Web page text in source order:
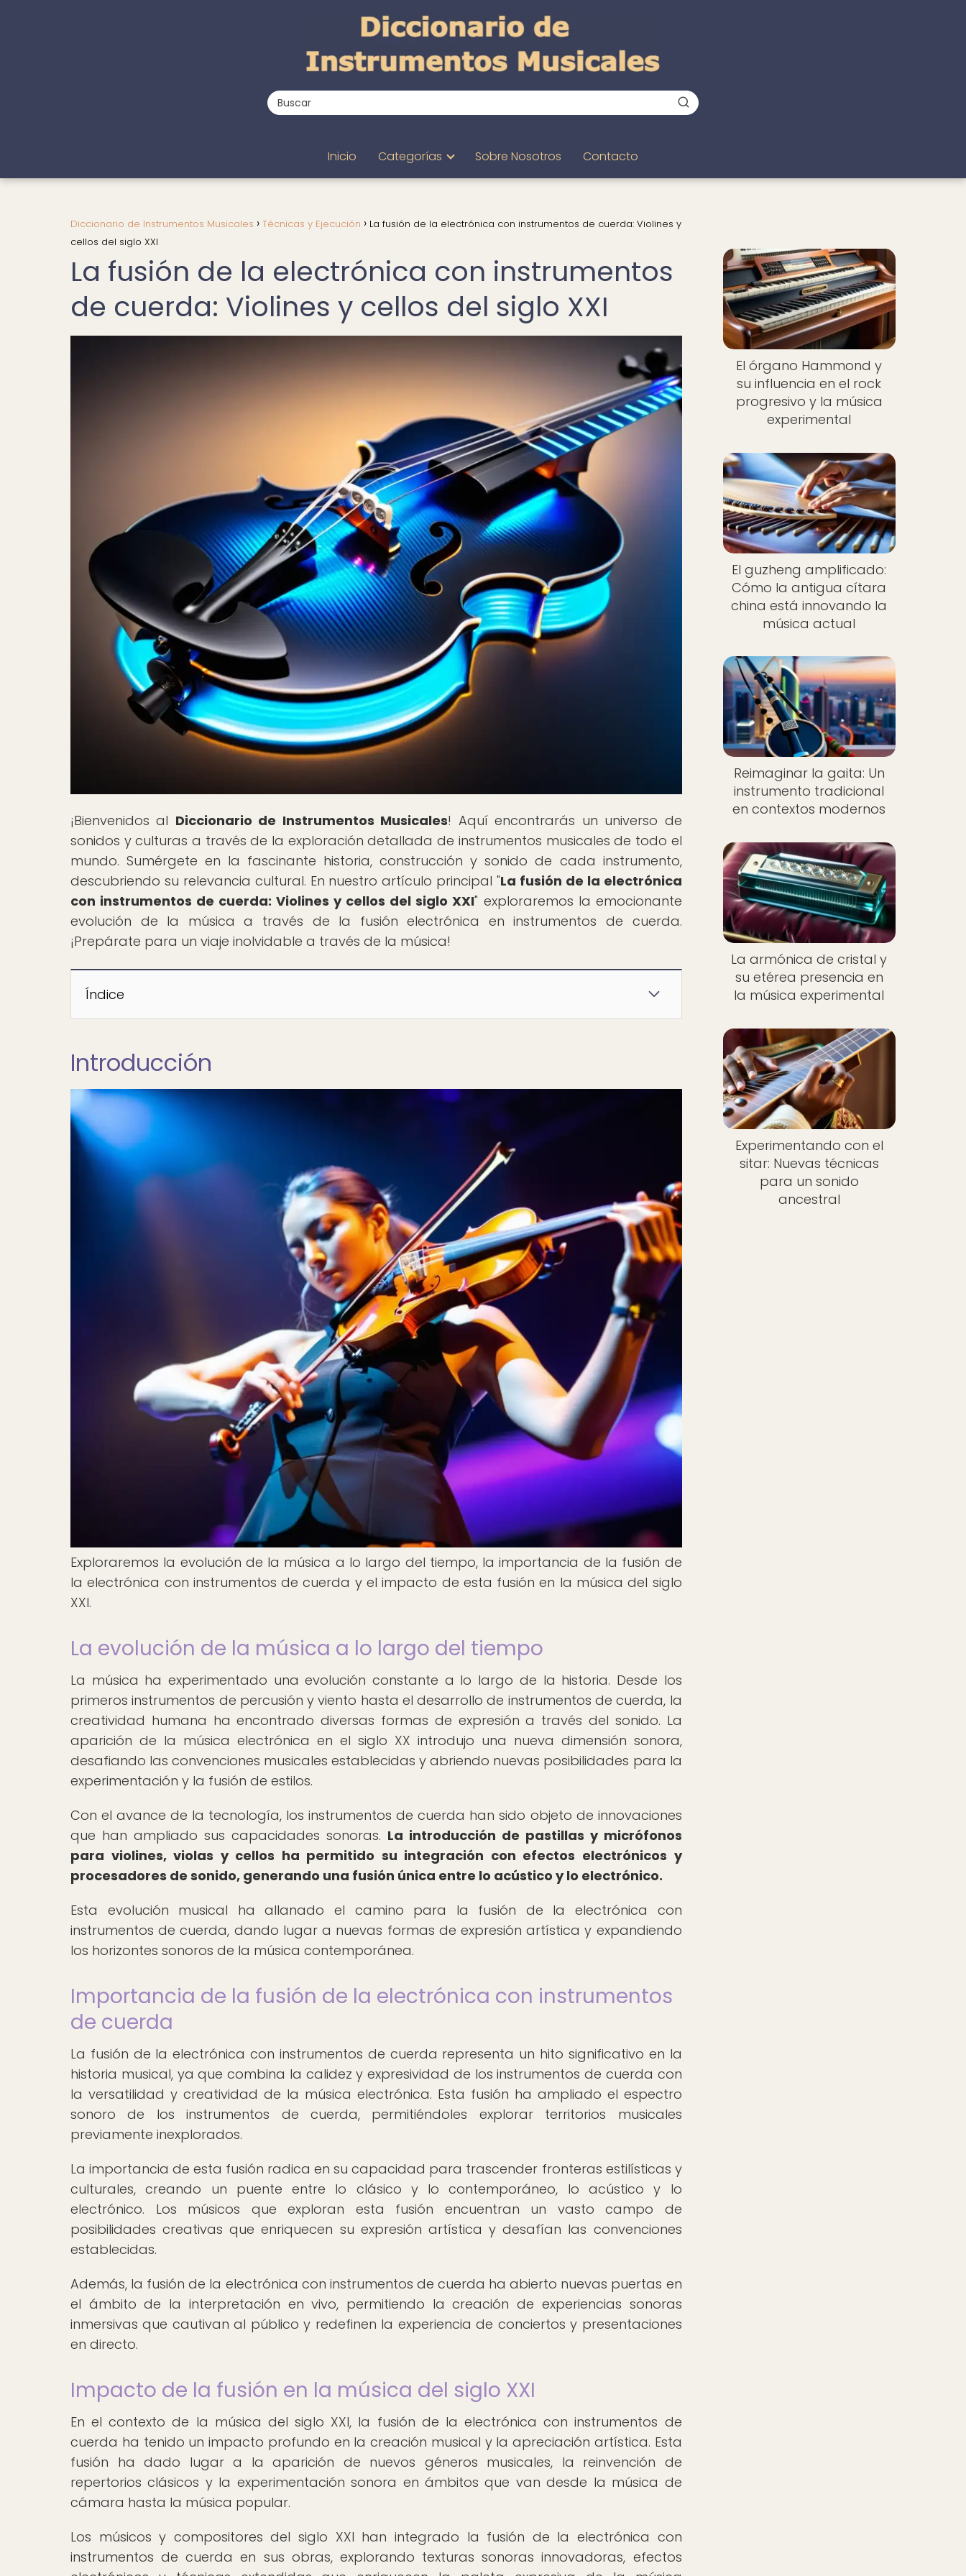
Inicio Categorías Sobre Nosotros Contacto
Diccionario de Instrumentos Musicales Técnicas y Ejecución
La fusión de la electrónica con instrumentos de cuerda: Violines y
cellos del siglo XXI
La fusión de la electrónica con instrumentos
de cuerda: Violines y cellos del siglo XXI
¡Bienvenidos al Diccionario de Instrumentos Musicales! Aquí encontrarás un universo de
sonidos y culturas a través de la exploración detallada de instrumentos musicales de todo el
mundo. Sumérgete en la fascinante historia, construcción y sonido de cada instrumento,
descubriendo su relevancia cultural. En nuestro artículo principal "La fusión de la electrónica
con instrumentos de cuerda: Violines y cellos del siglo XXI" exploraremos la emocionante
evolución de la música a través de la fusión electrónica en instrumentos de cuerda.
¡Prepárate para un viaje inolvidable a través de la música!
Índice
Introducción
Exploraremos la evolución de la música a lo largo del tiempo, la importancia de la fusión de
la electrónica con instrumentos de cuerda y el impacto de esta fusión en la música del siglo
XXI.
La evolución de la música a lo largo del tiempo
La música ha experimentado una evolución constante a lo largo de la historia. Desde los
primeros instrumentos de percusión y viento hasta el desarrollo de instrumentos de cuerda, la
creatividad humana ha encontrado diversas formas de expresión a través del sonido. La
aparición de la música electrónica en el siglo XX introdujo una nueva dimensión sonora,
desafiando las convenciones musicales establecidas y abriendo nuevas posibilidades para la
experimentación y la fusión de estilos.
Con el avance de la tecnología, los instrumentos de cuerda han sido objeto de innovaciones
que han ampliado sus capacidades sonoras. La introducción de pastillas y micrófonos
para violines, violas y cellos ha permitido su integración con efectos electrónicos y
procesadores de sonido, generando una fusión única entre lo acústico y lo electrónico.
Esta evolución musical ha allanado el camino para la fusión de la electrónica con
instrumentos de cuerda, dando lugar a nuevas formas de expresión artística y expandiendo
los horizontes sonoros de la música contemporánea.
Importancia de la fusión de la electrónica con instrumentos
de cuerda
La fusión de la electrónica con instrumentos de cuerda representa un hito significativo en la
historia musical, ya que combina la calidez y expresividad de los instrumentos de cuerda con
la versatilidad y creatividad de la música electrónica. Esta fusión ha ampliado el espectro
sonoro de los instrumentos de cuerda, permitiéndoles explorar territorios musicales
previamente inexplorados.
La importancia de esta fusión radica en su capacidad para trascender fronteras estilísticas y
culturales, creando un puente entre lo clásico y lo contemporáneo, lo acústico y lo
electrónico. Los músicos que exploran esta fusión encuentran un vasto campo de
posibilidades creativas que enriquecen su expresión artística y desafían las convenciones
establecidas.
Además, la fusión de la electrónica con instrumentos de cuerda ha abierto nuevas puertas en
el ámbito de la interpretación en vivo, permitiendo la creación de experiencias sonoras
inmersivas que cautivan al público y redefinen la experiencia de conciertos y presentaciones
en directo.
Impacto de la fusión en la música del siglo XXI
En el contexto de la música del siglo XXI, la fusión de la electrónica con instrumentos de
cuerda ha tenido un impacto profundo en la creación musical y la apreciación artística. Esta
fusión ha dado lugar a la aparición de nuevos géneros musicales, la reinvención de
repertorios clásicos y la experimentación sonora en ámbitos que van desde la música de
cámara hasta la música popular.
Los músicos y compositores del siglo XXI han integrado la fusión de la electrónica con
instrumentos de cuerda en sus obras, explorando texturas sonoras innovadoras, efectos
El órgano Hammond y
su influencia en el rock
progresivo y la música
experimental
El guzheng amplificado:
Cómo la antigua cítara
china está innovando la
música actual
Reimaginar la gaita: Un
instrumento tradicional
en contextos modernos
La armónica de cristal y
su etérea presencia en
la música experimental
Experimentando con el
sitar: Nuevas técnicas
para un sonido
ancestral